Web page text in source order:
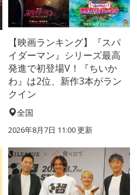
【映画ランキング】『スパ
イダーマン』シリーズ最高
発進で初登場V！『ちいか
わ』は2位、新作3本がラン
クイン
全国
2026年8月7日 11:00更新